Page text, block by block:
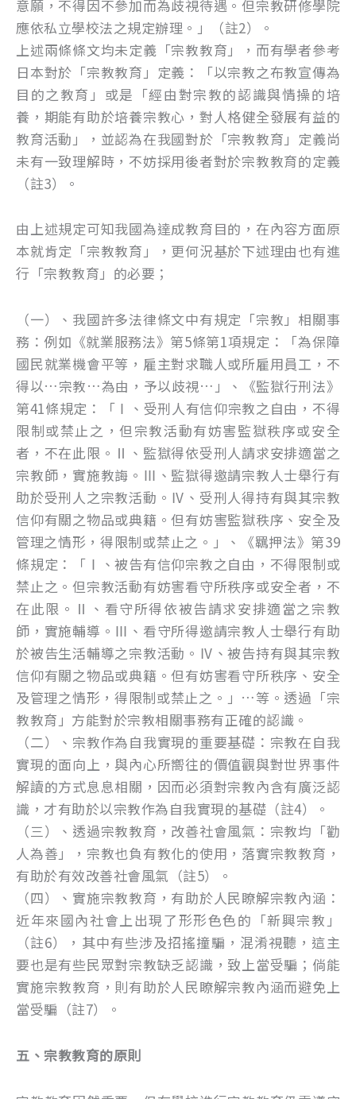
意願，不得因不參加而為歧視待遇。但宗教研修學院
應依私立學校法之規定辦理。」（註2）。
上述兩條條文均未定義「宗教教育」，而有學者參考
日本對於「宗教教育」定義：「以宗教之布教宣傳為
目的之教育」或是「經由對宗教的認識與情操的培
養，期能有助於培養宗教心，對人格健全發展有益的
教育活動」，並認為在我國對於「宗教教育」定義尚
未有一致理解時，不妨採用後者對於宗教教育的定義
（註3）。
由上述規定可知我國為達成教育目的，在內容方面原
本就肯定「宗教教育」，更何況基於下述理由也有進
行「宗教教育」的必要；
（一）、我國許多法律條文中有規定「宗教」相關事
務：例如《就業服務法》第5條第1項規定：「為保障
國民就業機會平等，雇主對求職人或所雇用員工，不
得以…宗教…為由，予以歧視…」、《監獄行刑法》
第41條規定：「Ⅰ、受刑人有信仰宗教之自由，不得
限制或禁止之，但宗教活動有妨害監獄秩序或安全
者，不在此限。Ⅱ、監獄得依受刑人請求安排適當之
宗教師，實施教誨。Ⅲ、監獄得邀請宗教人士舉行有
助於受刑人之宗教活動。Ⅳ、受刑人得持有與其宗教
信仰有關之物品或典籍。但有妨害監獄秩序、安全及
管理之情形，得限制或禁止之。」、《羈押法》第39
條規定：「Ⅰ、被告有信仰宗教之自由，不得限制或
禁止之。但宗教活動有妨害看守所秩序或安全者，不
在此限。Ⅱ、看守所得依被告請求安排適當之宗教
師，實施輔導。Ⅲ、看守所得邀請宗教人士舉行有助
於被告生活輔導之宗教活動。Ⅳ、被告持有與其宗教
信仰有關之物品或典籍。但有妨害看守所秩序、安全
及管理之情形，得限制或禁止之。」…等。透過「宗
教教育」方能對於宗教相關事務有正確的認識。
（二）、宗教作為自我實現的重要基礎：宗教在自我
實現的面向上，與內心所嚮往的價值觀與對世界事件
解讀的方式息息相關，因而必須對宗教內含有廣泛認
識，才有助於以宗教作為自我實現的基礎（註4）。
（三）、透過宗教教育，改善社會風氣：宗教均「勸
人為善」，宗教也負有教化的使用，落實宗教教育，
有助於有效改善社會風氣（註5）。
（四）、實施宗教教育，有助於人民瞭解宗教內涵：
近年來國內社會上出現了形形色色的「新興宗教」
（註6），其中有些涉及招搖撞騙，混淆視聽，這主
要也是有些民眾對宗教缺乏認識，致上當受騙；倘能
實施宗教教育，則有助於人民瞭解宗教內涵而避免上
當受騙（註7）。
五、宗教教育的原則